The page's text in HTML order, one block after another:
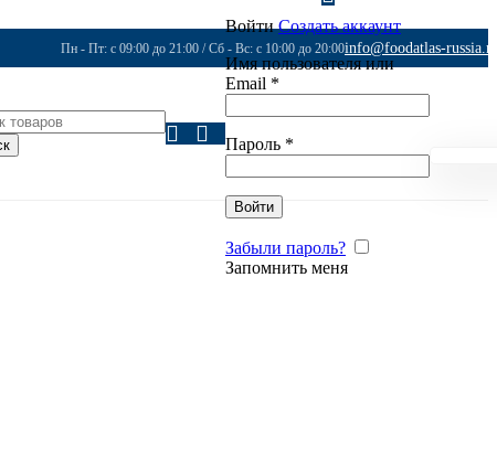
Пн - Пт: с 09:00 до 21:00 / Сб - Вс: с 10:00 до 20:00info@foodatlas-
ВойтиСоздать аккаунт
Имя пользователя или
Email *
Пароль *
Войти
Забыли пароль?
Запомнить меня